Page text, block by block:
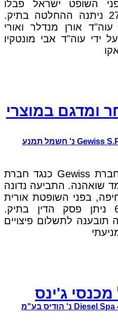
השופט ישראל פבלו
אקסלרד. ביום 27.1.2108 ניתנה ההחלטה בתיק.
אורן מנדלר ואורי
ידי עוה"ד אבי מונטקיו
ומדגם במוצרי
תא (מחוזי חי') 4250-07-14 Gewiss S.P.A נ' חשמל תמנע
תביעה שהוגשה על ידי חברת Gewiss כנגד חברת
שואהנה. התביעה נדונה
בפני השופטת אורית
וינשטיין. ביום 6.9.2015 ניתן פסק הדין בתיק.
תובענה לתשלום פיצויים
ג'ינס
ת"א (מחוזי מרכז) 4987-12-14 Diesel Spa נ' הודיס בע"מ